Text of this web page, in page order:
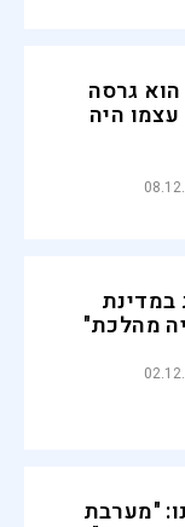
גרסה
היה
במדינת
מהלכת"
"מערבת